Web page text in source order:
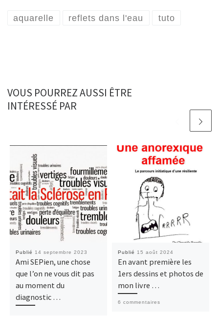
aquarelle reflets dans l'eau tuto
VOUS POURREZ AUSSI ÊTRE
INTÉRESSÉ PAR
Publié 14 septembre 2023
Ami SEPien, une chose
que l’on ne vous dit pas
au moment du
diagnostic …
Publié 15 août 2024
En avant première les
1ers dessins et photos de
mon livre …
6 commentaires